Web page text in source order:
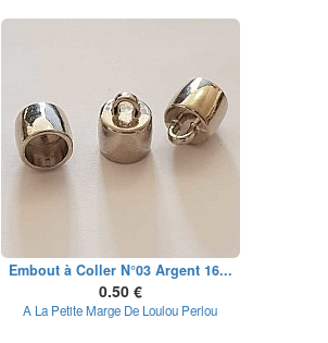
Embout à Coller N°03 Argent 16...
0.50 €
A La Petite Marge De Loulou Perlou